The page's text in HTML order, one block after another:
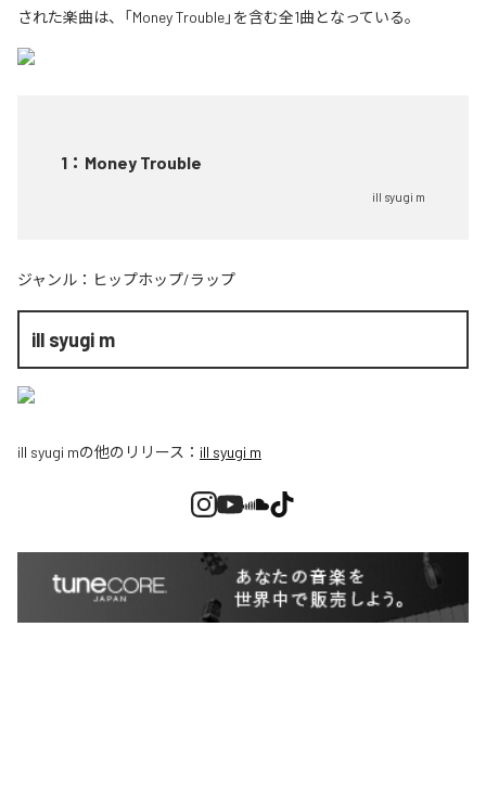
された楽曲は、「Money Trouble」を含む全1曲となっている。
1 ： Money Trouble
ill syugi m
ジャンル： ヒップホップ/ラップ
ill syugi m
ill syugi mの他のリリース： ill syugi m